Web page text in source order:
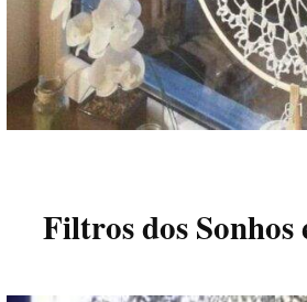
Filtros dos Sonhos